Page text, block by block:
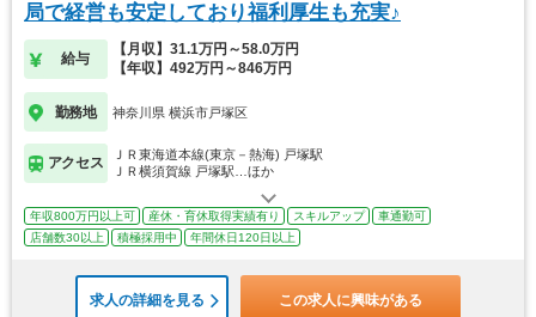
局で経営も安定しており福利厚生も充実♪
給与
【月収】31.1万円～58.0万円
【年収】492万円～846万円
勤務地 神奈川県 横浜市戸塚区
アクセス
ＪＲ東海道本線(東京－熱海) 戸塚駅
ＪＲ横須賀線 戸塚駅…ほか
年収800万円以上可 産休・育休取得実績有り スキルアップ
車通勤可
店舗数30以上
積極採用中 年間休日120日以上
求人の詳細を見る この求人に興味がある